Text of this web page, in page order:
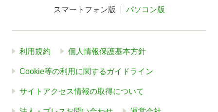
スマートフォン版 パソコン版
利用規約 個人情報保護基本方針
Cookie等の利用に関するガイドライン
サイトアクセス情報の取得について